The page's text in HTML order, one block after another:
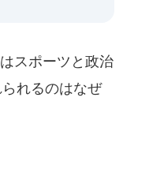
スポーツと政治
れるのはなぜ